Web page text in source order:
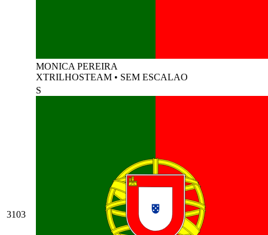
MONICA PEREIRA
XTRILHOSTEAM • SEM ESCALAO
3103
S